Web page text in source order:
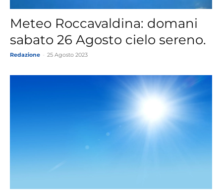
Meteo Roccavaldina: domani
sabato 26 Agosto cielo sereno.
Redazione 25 Agosto 2023